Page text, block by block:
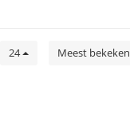
24 Meest bekeken